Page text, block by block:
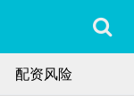
配资风险